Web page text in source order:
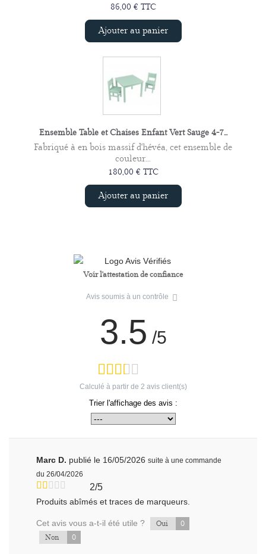
86,00 € TTC
Ajouter au panier
Ensemble Table et Chaises Enfant Vert Sauge 4-7...
Fabriqué à en bois massif d'hévéa, cet ensemble de
couleur...
180,00 € TTC
Ajouter au panier
Voir l'attestation de confiance
Avis soumis à un contrôle
3.5 /5
Calculé à partir de 2 avis client(s)
Trier l'affichage des avis :
Marc D. publié le 16/05/2026 suite à une commande
du 26/04/2026
2/5
Produits abîmés et traces de marqueurs.
Cet avis vous a-t-il été utile ? Oui 0
Non 0